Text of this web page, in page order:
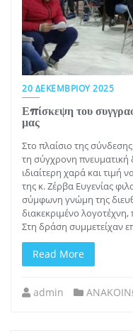
20 ΔΕΚΕΜΒΡΊΟΥ 2025
Επίσκεψη του
μας
Στο πλαίσιο της
τη σύγχρονη πνευματική
ιδιαίτερη χαρά και τιμή
της κ. Ζέρβα Ευγενίας
σύμφωνη γνώμη της
διακεκριμένο
Στη δράση συμμετείχαν
Read More
admin